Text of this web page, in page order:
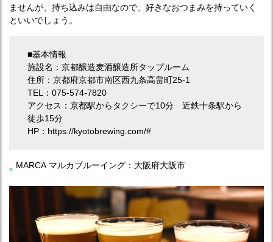
ませんが、持ち込みは自由なので、好きなおつまみを持っていく
といいでしょう。
■基本情報
施設名：京都醸造麦酒醸造所タップルーム
住所：京都府京都市南区西九条高畠町25-1
TEL：075-574-7820
アクセス：京都駅からタクシーで10分 近鉄十条駅から
徒歩15分
HP：https://kyotobrewing.com/#
MARCA マルカブルーイング：大阪府大阪市